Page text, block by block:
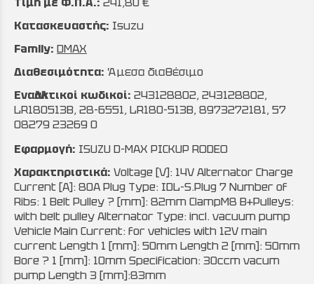
Κατασκευαστής: Isuzu
Family: DMAX
Διαθεσιμότητα: Άμεσα διαθέσιμο
Εναλλακτικοί κωδικοί: 243128802, 243128802,
LR180513B, 28-6551, LR180-513B, 8973272181, 57
08279 23269 0
Εφαρμογή: ISUZU D-MAX PICKUP RODEO
Χαρακτηριστικά: Voltage [V]: 14V Alternator Charge
Current [A]: 80A Plug Type: IDL-S.Plug 7 Number of
Ribs: 1 Belt Pulley ? [mm]: 82mm ClampM8 B+Pulleys:
with belt pulley Alternator Type: incl. vacuum pump
Vehicle Main Current: for vehicles with 12V main
current Length 1 [mm]: 50mm Length 2 [mm]: 50mm
Bore ? 1 [mm]: 10mm Specification: 30ccm vacum
pump Length 3 [mm]:83mm